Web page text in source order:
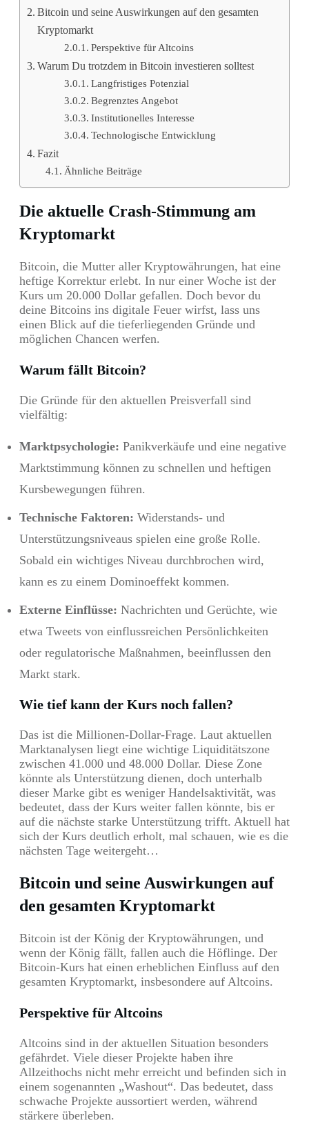
Bitcoin und seine Auswirkungen auf den gesamten
Kryptomarkt
Perspektive für Altcoins
Warum Du trotzdem in Bitcoin investieren solltest
Langfristiges Potenzial
Begrenztes Angebot
Institutionelles Interesse
Technologische Entwicklung
Fazit
Ähnliche Beiträge
Die aktuelle Crash-Stimmung am
Kryptomarkt
Bitcoin, die Mutter aller Kryptowährungen, hat eine
heftige Korrektur erlebt. In nur einer Woche ist der
Kurs um 20.000 Dollar gefallen. Doch bevor du
deine Bitcoins ins digitale Feuer wirfst, lass uns
einen Blick auf die tieferliegenden Gründe und
möglichen Chancen werfen.
Warum fällt Bitcoin?
Die Gründe für den aktuellen Preisverfall sind
vielfältig:
Marktpsychologie: Panikverkäufe und eine negative
Marktstimmung können zu schnellen und heftigen
Kursbewegungen führen.
Technische Faktoren: Widerstands- und
Unterstützungsniveaus spielen eine große Rolle.
Sobald ein wichtiges Niveau durchbrochen wird,
kann es zu einem Dominoeffekt kommen.
Externe Einflüsse: Nachrichten und Gerüchte, wie
etwa Tweets von einflussreichen Persönlichkeiten
oder regulatorische Maßnahmen, beeinflussen den
Markt stark.
Wie tief kann der Kurs noch fallen?
Das ist die Millionen-Dollar-Frage. Laut aktuellen
Marktanalysen liegt eine wichtige Liquiditätszone
zwischen 41.000 und 48.000 Dollar. Diese Zone
könnte als Unterstützung dienen, doch unterhalb
dieser Marke gibt es weniger Handelsaktivität, was
bedeutet, dass der Kurs weiter fallen könnte, bis er
auf die nächste starke Unterstützung trifft. Aktuell hat
sich der Kurs deutlich erholt, mal schauen, wie es die
nächsten Tage weitergeht…
Bitcoin und seine Auswirkungen auf
den gesamten Kryptomarkt
Bitcoin ist der König der Kryptowährungen, und
wenn der König fällt, fallen auch die Höflinge. Der
Bitcoin-Kurs hat einen erheblichen Einfluss auf den
gesamten Kryptomarkt, insbesondere auf Altcoins.
Perspektive für Altcoins
Altcoins sind in der aktuellen Situation besonders
gefährdet. Viele dieser Projekte haben ihre
Allzeithochs nicht mehr erreicht und befinden sich in
einem sogenannten „Washout“. Das bedeutet, dass
schwache Projekte aussortiert werden, während
stärkere überleben.